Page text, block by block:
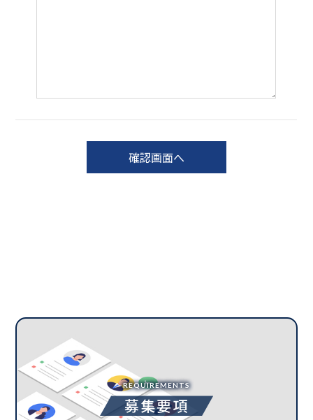
REQUIREMENTS
募集要項